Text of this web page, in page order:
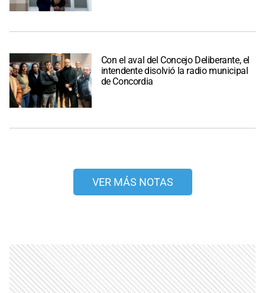
Con el aval del Concejo Deliberante, el
intendente disolvió la radio municipal
de Concordia
VER MÁS NOTAS